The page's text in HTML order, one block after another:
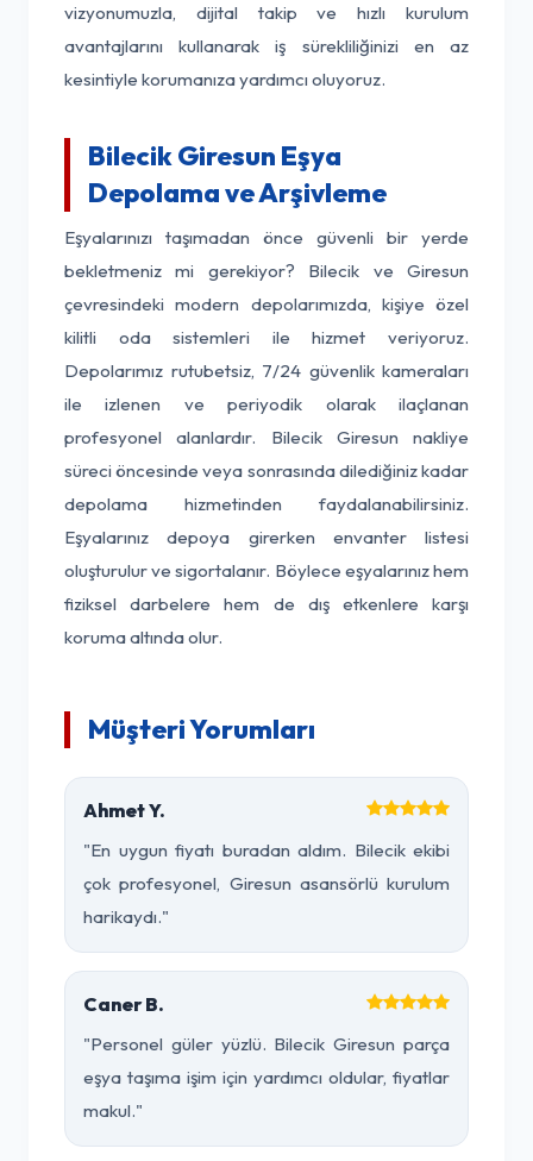
vizyonumuzla, dijital takip ve hızlı kurulum
avantajlarını kullanarak iş sürekliliğinizi en az
kesintiyle korumanıza yardımcı oluyoruz.
Bilecik Giresun Eşya
Depolama ve Arşivleme
Eşyalarınızı taşımadan önce güvenli bir yerde
bekletmeniz mi gerekiyor? Bilecik ve Giresun
çevresindeki modern depolarımızda, kişiye özel
kilitli oda sistemleri ile hizmet veriyoruz.
Depolarımız rutubetsiz, 7/24 güvenlik kameraları
ile izlenen ve periyodik olarak ilaçlanan
profesyonel alanlardır. Bilecik Giresun nakliye
süreci öncesinde veya sonrasında dilediğiniz kadar
depolama hizmetinden faydalanabilirsiniz.
Eşyalarınız depoya girerken envanter listesi
oluşturulur ve sigortalanır. Böylece eşyalarınız hem
fiziksel darbelere hem de dış etkenlere karşı
koruma altında olur.
Müşteri Yorumları
Ahmet Y.
"En uygun fiyatı buradan aldım. Bilecik ekibi
çok profesyonel, Giresun asansörlü kurulum
harikaydı."
Caner B.
"Personel güler yüzlü. Bilecik Giresun parça
eşya taşıma işim için yardımcı oldular, fiyatlar
makul."